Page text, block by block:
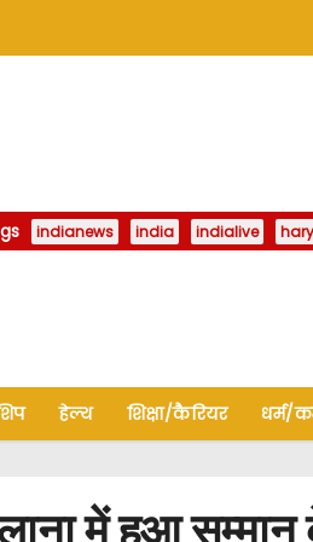
indianews india indialive
हेल्थ शिक्षा/कैरियर धर्म/